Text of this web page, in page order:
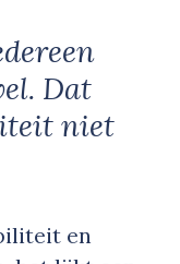
Dat
niet
en